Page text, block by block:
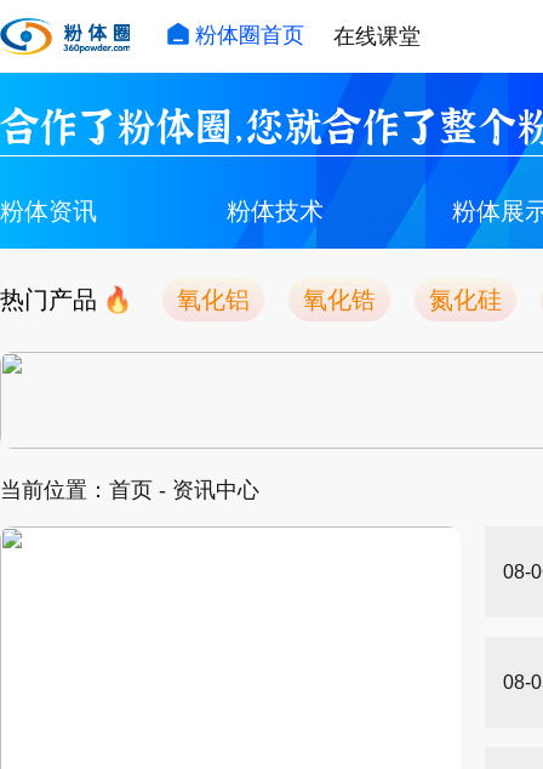
粉体圈首页 在线课堂
合作了粉体圈，您就合作了整个
粉体资讯 粉体技术 粉体展
热门产品 氧化铝 氧化锆 氮化硅
当前位置： 首页 - 资讯中心
08-
08-